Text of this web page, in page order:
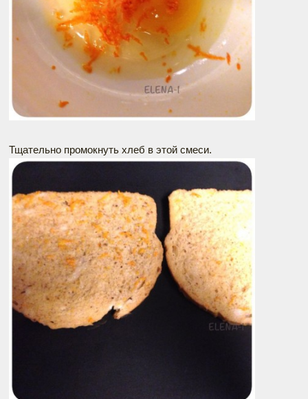
Тщательно промокнуть хлеб в этой смеси.